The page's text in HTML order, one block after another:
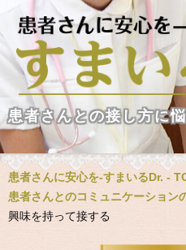
患者さんとの接し方に
患者さんに安心を-すまいるDr. -
患者さんとのコミュニケーション
興味を持って接する